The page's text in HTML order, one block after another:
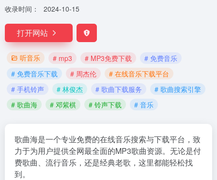
收录时间：
2024-10-15
打开网站
听音乐 # mp3 # MP3免费下载
# 免费音乐
# 免费音乐下载
# 周杰伦
# 在线音乐下载平台
# 手机铃声
# 林俊杰 # 歌曲下载服务
# 歌曲搜索引擎
# 歌曲海
# 邓紫棋 # 铃声下载 # 音乐
歌曲海是一个专业免费的在线音乐搜索与下载平台，致
力于为用户提供全网最全面的MP3歌曲资源。无论是付
费歌曲、流行音乐，还是经典老歌，这里都能轻松找
到。